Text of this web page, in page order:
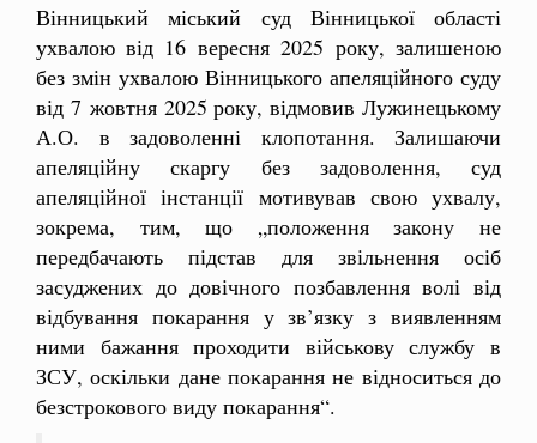
Вінницький міський суд Вінницької області
ухвалою від 16 вересня 2025 року, залишеною
без змін ухвалою Вінницького апеляційного суду
від 7 жовтня 2025 року, відмовив Лужинецькому
А.О. в задоволенні клопотання. Залишаючи
апеляційну скаргу без задоволення, суд
апеляційної інстанції мотивував свою ухвалу,
зокрема, тим, що „положення закону не
передбачають підстав для звільнення осіб
засуджених до довічного позбавлення волі від
відбування покарання у зв’язку з виявленням
ними бажання проходити військову службу в
ЗСУ, оскільки дане покарання не відноситься до
безстрокового виду покарання“.